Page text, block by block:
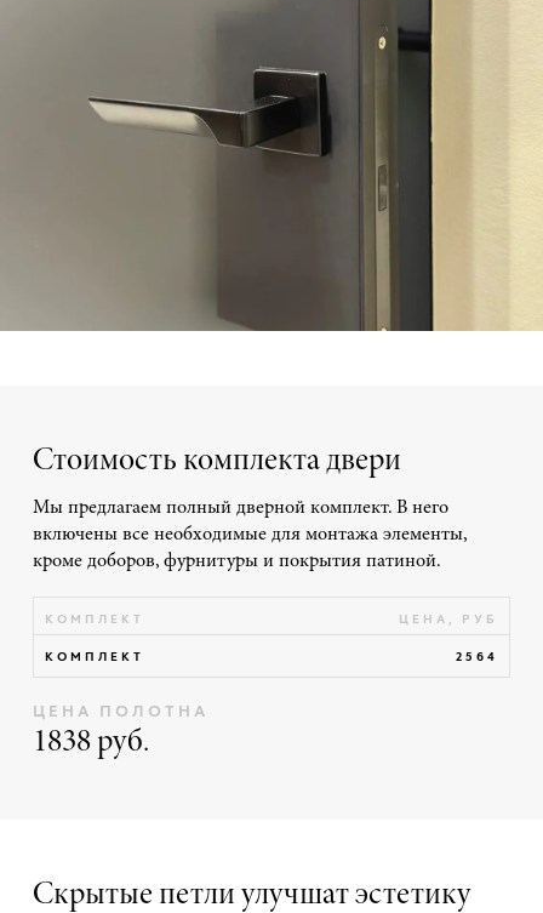
Стоимость комплекта двери
Мы предлагаем полный дверной комплект. В него
включены все необходимые для монтажа элементы,
кроме доборов, фурнитуры и покрытия патиной.
КОМПЛЕКТ ЦЕНА, РУБ
КОМПЛЕКТ 2564
ЦЕНА ПОЛОТНА
1838 руб.
Скрытые петли улучшат эстетику